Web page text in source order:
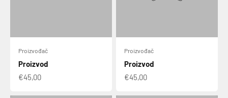
Proizvođač
Proizvod
€45,00
Proizvođač
Proizvod
€45,00